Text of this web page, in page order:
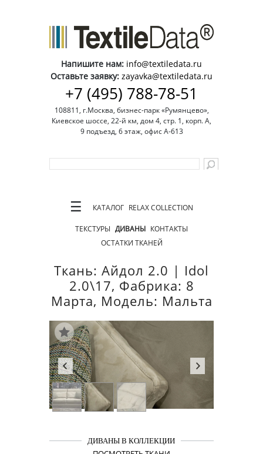
Напишите нам: info@textiledata.ru
Оставьте заявку: zayavka@textiledata.ru
+7 (495) 788-78-51
108811, г.Москва, бизнес-парк «Румянцево»,
Киевское шоссе, 22-й км, дом 4, стр. 1, корп. А,
9 подъезд, 6 этаж, офис А-613
☰ КАТАЛОГ RELAX COLLECTION
ТЕКСТУРЫ ДИВАНЫ КОНТАКТЫ
ОСТАТКИ ТКАНЕЙ
Ткань: Айдол 2.0 | Idol
2.0\17, Фабрика: 8
Марта, Модель: Мальта
ДИВАНЫ В КОЛЛЕКЦИИ